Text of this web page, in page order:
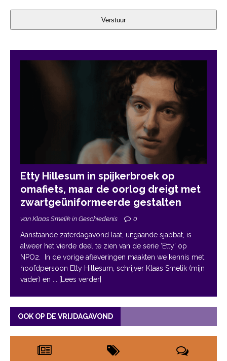
Verstuur
Etty Hillesum in spijkerbroek op
omafiets, maar de oorlog dreigt met
zwartgeüniformeerde gestalten
van Klaas Smelik in Geschiedenis 0
Aanstaande zaterdagavond laat, uitgaande sjabbat, is
alweer het vierde deel te zien van de serie ‘Etty’ op
NPO2. In de vorige afleveringen maakten we kennis met
hoofdpersoon Etty Hillesum, schrijver Klaas Smelik (mijn
vader) en ... [Lees verder]
OOK OP DE VRIJDAGAVOND